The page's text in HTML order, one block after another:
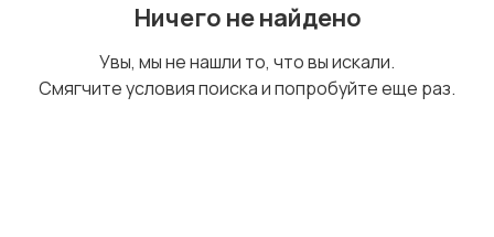
удобрения
Ничего не найдено
Увы, мы не нашли то, что вы искали.
Смягчите условия поиска и попробуйте еще раз.